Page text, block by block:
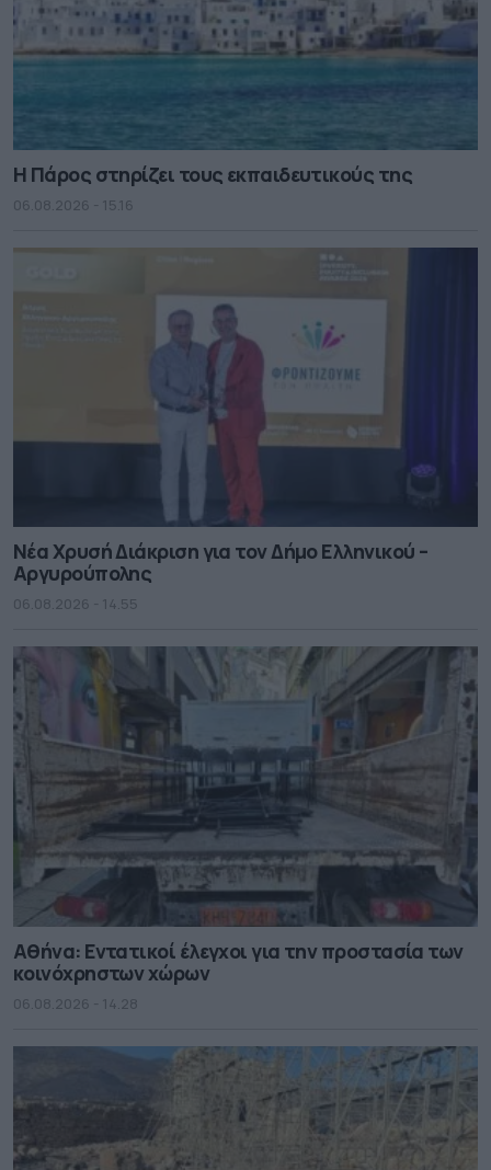
Η Πάρος στηρίζει τους εκπαιδευτικούς της
06.08.2026 - 15.16
Νέα Χρυσή Διάκριση για τον Δήμο Ελληνικού –
Αργυρούπολης
06.08.2026 - 14.55
Αθήνα: Εντατικοί έλεγχοι για την προστασία των
κοινόχρηστων χώρων
06.08.2026 - 14.28